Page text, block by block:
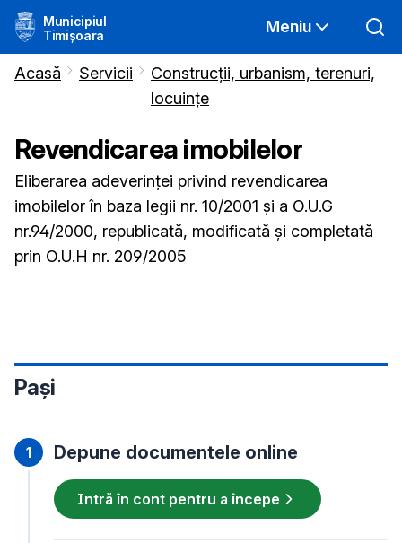
Municipiul
Timișoara
Meniu
Acasă Servicii
Construcții, urbanism, terenuri,
locuințe
Revendicarea imobilelor
Eliberarea adeverinței privind revendicarea
imobilelor în baza legii nr. 10/2001 și a O.U.G
nr.94/2000, republicată, modificată și completată
prin O.U.H nr. 209/2005
Pași
Depune documentele online
Intră în cont pentru a începe